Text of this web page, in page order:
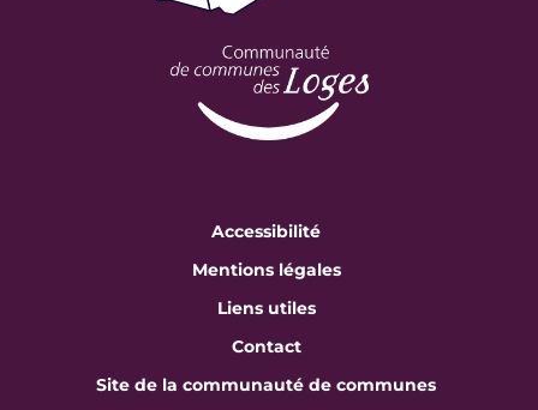
Accessibilité
Mentions légales
Liens utiles
Contact
Site de la communauté de communes